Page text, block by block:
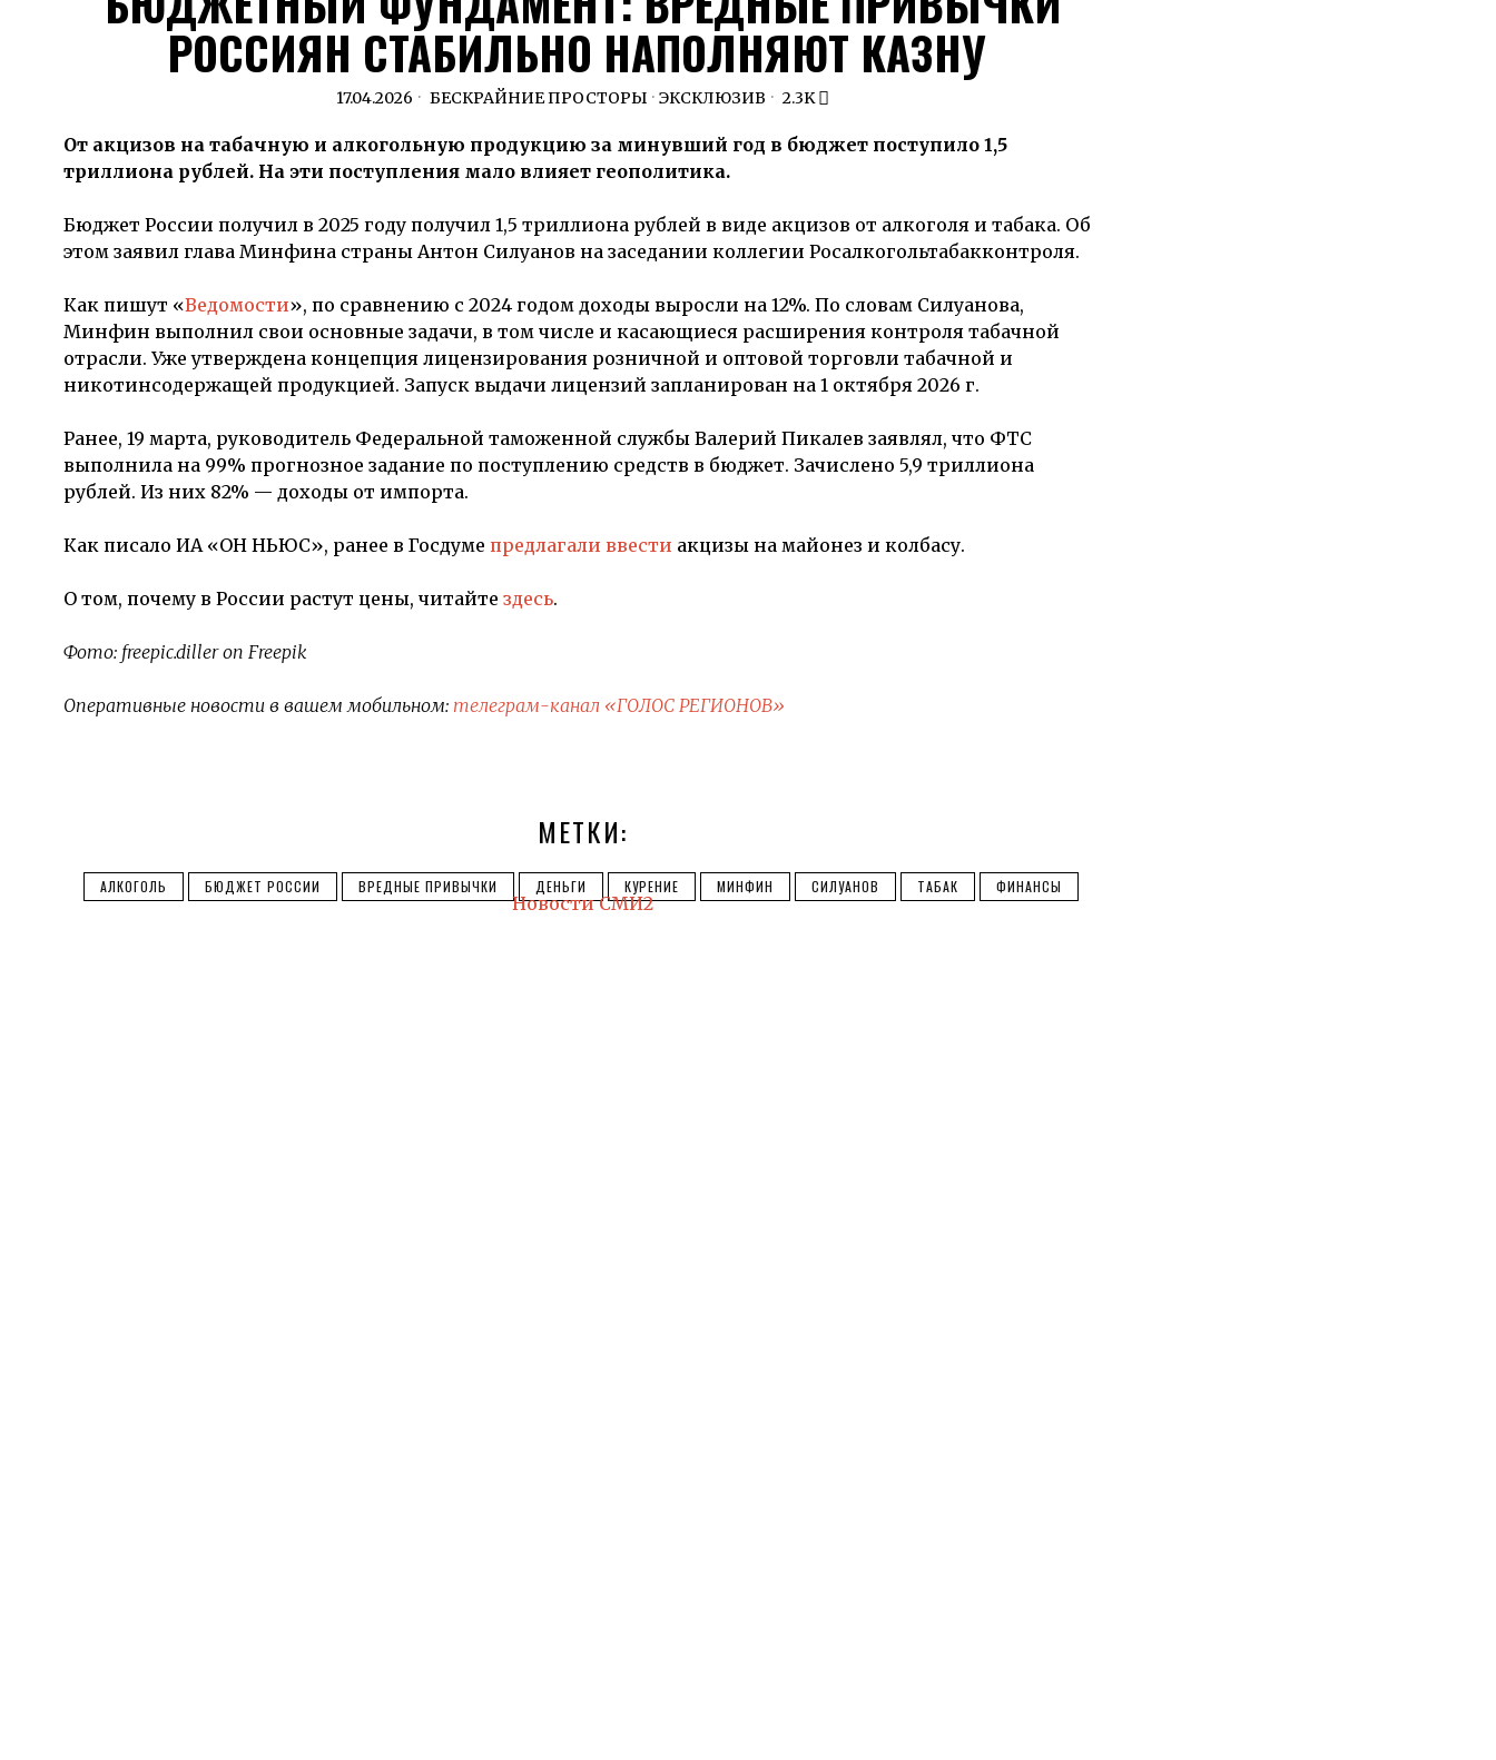
РОССИЯН СТАБИЛЬНО НАПОЛНЯЮТ КАЗНУ
17.04.2026 БЕСКРАЙНИЕ ПРОСТОРЫ · ЭКСКЛЮЗИВ 2.3K
От акцизов на табачную и алкогольную продукцию за минувший год в бюджет поступило 1,5
триллиона рублей. На эти поступления мало влияет геополитика.
Бюджет России получил в 2025 году получил 1,5 триллиона рублей в виде акцизов от алкоголя и табака. Об
этом заявил глава Минфина страны Антон Силуанов на заседании коллегии Росалкогольтабакконтроля.
Как пишут «Ведомости», по сравнению с 2024 годом доходы выросли на 12%. По словам Силуанова,
Минфин выполнил свои основные задачи, в том числе и касающиеся расширения контроля табачной
отрасли. Уже утверждена концепция лицензирования розничной и оптовой торговли табачной и
никотинсодержащей продукцией. Запуск выдачи лицензий запланирован на 1 октября 2026 г.
Ранее, 19 марта, руководитель Федеральной таможенной службы Валерий Пикалев заявлял, что ФТС
выполнила на 99% прогнозное задание по поступлению средств в бюджет. Зачислено 5,9 триллиона
рублей. Из них 82% — доходы от импорта.
Как писало ИА «ОН НЬЮС», ранее в Госдуме предлагали ввести акцизы на майонез и колбасу.
О том, почему в России растут цены, читайте здесь.
Фото: freepic.diller on Freepik
Оперативные новости в вашем мобильном: телеграм-канал «ГОЛОС РЕГИОНОВ»
МЕТКИ:
АЛКОГОЛЬ БЮДЖЕТ РОССИИ ВРЕДНЫЕ ПРИВЫЧКИ ДЕНЬГИ КУРЕНИЕ МИНФИН СИЛУАНОВ ТАБАК ФИНАНСЫ
Новости СМИ2